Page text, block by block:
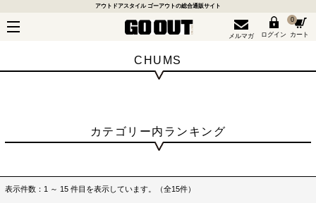
アウトドアスタイル ゴーアウトの総合通販サイト
メルマガ ログイン
0
カート
CHUMS
カテゴリー内ランキング
表示件数：1 ～ 15 件目を表示しています。（全15件）